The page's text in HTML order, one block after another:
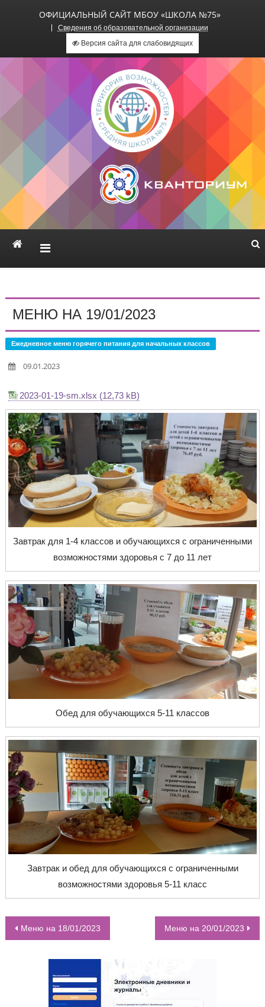
ОФИЦИАЛЬНЫЙ САЙТ МБОУ «ШКОЛА №75»
Сведения об образовательной организации
Версия сайта для слабовидящих
Официальный сайт МБОУ
«Школа №75»
МЕНЮ НА 19/01/2023
Ежедневное меню горячего питания для начальных классов
09.01.2023
2023-01-19-sm.xlsx
Завтрак для 1-4 классов и обучающихся с ограниченными
возможностями здоровья с 7 до 11 лет
Обед для обучающихся 5-11 классов
Завтрак и обед для обучающихся с ограниченными
возможностями здоровья 5-11 класс
НАВИГАЦИЯ ПО ЗАПИСЯМ
Меню на 18/01/2023 Меню на 20/01/2023